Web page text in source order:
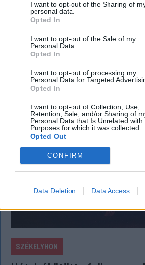
I want to opt-out of the Sharing of
personal data.
Opted In
I want to opt-out of the Sale of my
Personal Data.
Opted In
I want to opt-out of processing my
Personal Data for Targeted
Opted In
I want to opt-out of Collection, Use,
Retention, Sale, and/or Sharing of
Personal Data that Is Unrelated with
Purposes for which it was collected.
Opted Out
CONFIRM
Data Deletion Data Access
A labdarúgó Szuperliga
16 élvonalbeli klub közül 13
vállalatot jelenít meg mezének
reklámfelületén. A kivételek közé
OSK és az FK Csíkszereda is.
SZÉKELYHON